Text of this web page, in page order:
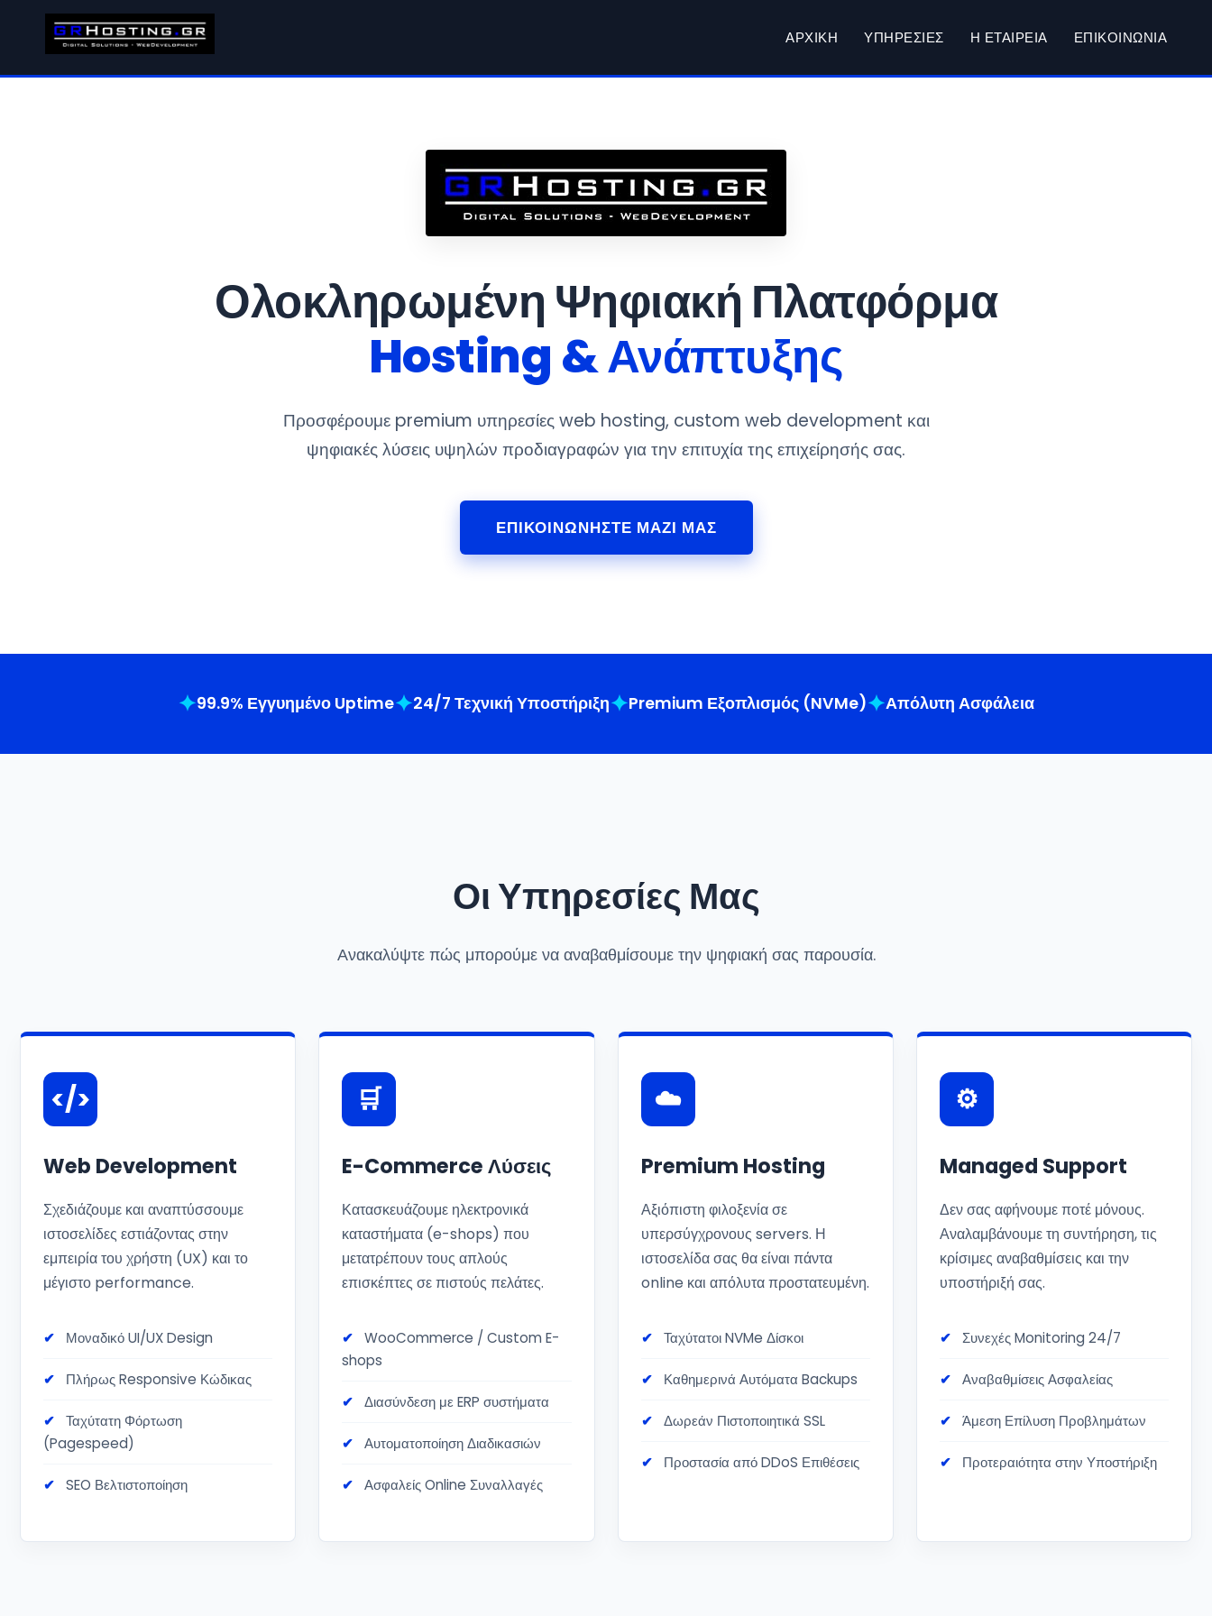
ΑΡΧΙΚΗ ΥΠΗΡΕΣΙΕΣ Η ΕΤΑΙΡΕΙΑ ΕΠΙΚΟΙΝΩΝΙΑ
Ολοκληρωμένη Ψηφιακή Πλατφόρμα
Hosting & Ανάπτυξης
Προσφέρουμε premium υπηρεσίες web hosting, custom web development και
ψηφιακές λύσεις υψηλών προδιαγραφών για την επιτυχία της επιχείρησής σας.
ΕΠΙΚΟΙΝΩΝΗΣΤΕ ΜΑΖΙ ΜΑΣ
✦99.9% Εγγυημένο Uptime✦24/7 Τεχνική Υποστήριξη✦Premium Εξοπλισμός (NVMe)✦Απόλυτη Ασφάλεια
Οι Υπηρεσίες Μας
Ανακαλύψτε πώς μπορούμε να αναβαθμίσουμε την ψηφιακή σας παρουσία.
</>
Web Development
Σχεδιάζουμε και αναπτύσσουμε
ιστοσελίδες εστιάζοντας στην
εμπειρία του χρήστη (UX) και το
μέγιστο performance.
Μοναδικό UI/UX Design
Πλήρως Responsive Κώδικας
Ταχύτατη Φόρτωση
(Pagespeed)
SEO Βελτιστοποίηση
🛒
E-Commerce Λύσεις
Κατασκευάζουμε ηλεκτρονικά
καταστήματα (e-shops) που
μετατρέπουν τους απλούς
επισκέπτες σε πιστούς πελάτες.
WooCommerce / Custom E-
shops
Διασύνδεση με ERP συστήματα
Αυτοματοποίηση Διαδικασιών
Ασφαλείς Online Συναλλαγές
☁️
Premium Hosting
Αξιόπιστη φιλοξενία σε
υπερσύγχρονους servers. Η
ιστοσελίδα σας θα είναι πάντα
online και απόλυτα προστατευμένη.
Ταχύτατοι NVMe Δίσκοι
Καθημερινά Αυτόματα Backups
Δωρεάν Πιστοποιητικά SSL
Προστασία από DDoS Επιθέσεις
⚙️
Managed Support
Δεν σας αφήνουμε ποτέ μόνους.
Αναλαμβάνουμε τη συντήρηση, τις
κρίσιμες αναβαθμίσεις και την
υποστήριξή σας.
Συνεχές Monitoring 24/7
Αναβαθμίσεις Ασφαλείας
Άμεση Επίλυση Προβλημάτων
Προτεραιότητα στην Υποστήριξη